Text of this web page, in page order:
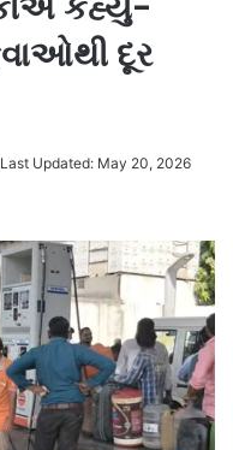
દૂર
Last Updated: May 20, 2026